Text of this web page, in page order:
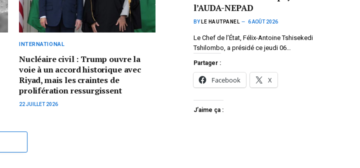
INTERNATIONAL
Nucléaire civil : Trump ouvre la
voie à un accord historique avec
Riyad, mais les craintes de
prolifération ressurgissent
22 JUILLET 2026
l’AUDA-NEPAD
BY LE HAUTPANEL 6 AOÛT 2026
Le Chef de l’État, Félix-Antoine Tshisekedi
Tshilombo, a présidé ce jeudi 06…
Partager :
Facebook X
J’aime ça :